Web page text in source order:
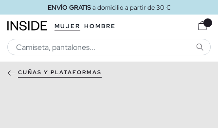
ENVÍO GRATISa domicilio a partir de 30 €
MUJER HOMBRE
CUÑAS Y PLATAFORMAS